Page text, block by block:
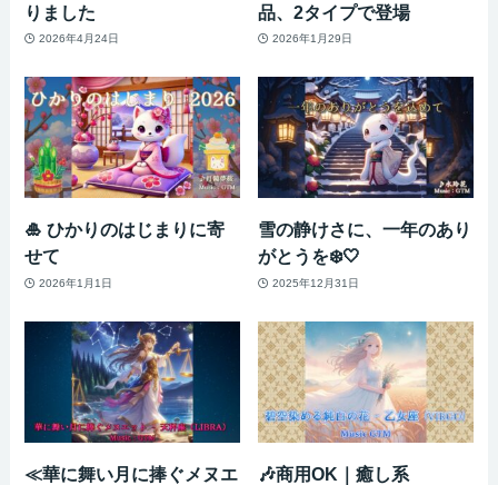
りました
2026年4月24日
品、2タイプで登場
2026年1月29日
🎍 ひかりのはじまりに寄
せて
2026年1月1日
雪の静けさに、一年のあり
がとうを❄️🤍
2025年12月31日
≪華に舞い月に捧ぐメヌエ 🎶商用OK｜癒し系